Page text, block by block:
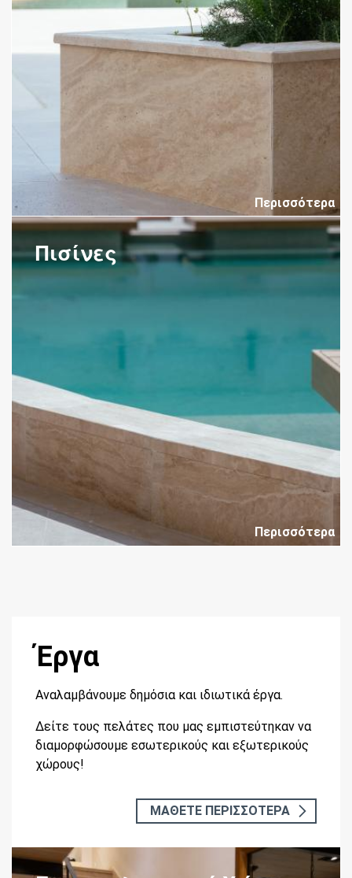
Περισσότερα
Πισίνες
Περισσότερα
Έργα
Αναλαμβάνουμε δημόσια και ιδιωτικά έργα.
Δείτε τους πελάτες που μας εμπιστεύτηκαν να
διαμορφώσουμε εσωτερικούς και εξωτερικούς
χώρους!
ΜΑΘΕΤΕ ΠΕΡΙΣΣΟΤΕΡΑ